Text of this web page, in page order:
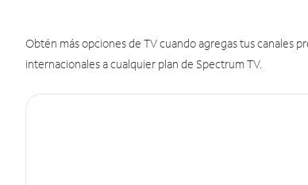
Obtén más opciones de TV cuando agregas tus canales
internacionales a cualquier plan de Spectrum TV.